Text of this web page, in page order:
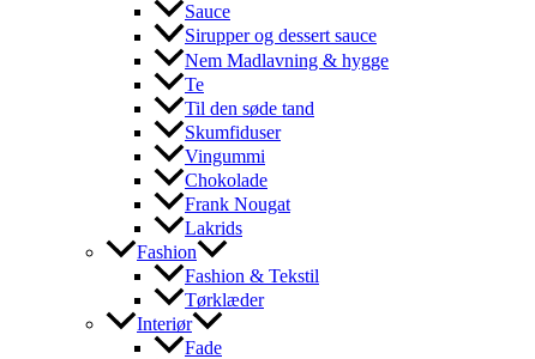
Sauce
Sirupper og dessert sauce
Nem Madlavning & hygge
Te
Til den søde tand
Skumfiduser
Vingummi
Chokolade
Frank Nougat
Lakrids
Fashion
Fashion & Tekstil
Tørklæder
Interiør
Fade